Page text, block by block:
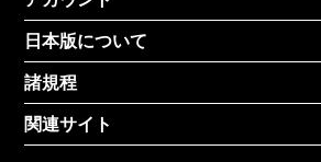
日本版について
諸規程
関連サイト